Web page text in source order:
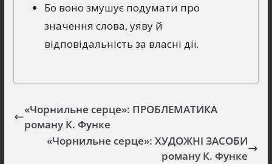
Бо воно змушує подумати про
значення слова, уяву й
відповідальність за власні дії.
«Чорнильне серце»: ПРОБЛЕМАТИКА
роману К. Функе
«Чорнильне серце»: ХУДОЖНІ ЗАСОБИ
роману К. Функе